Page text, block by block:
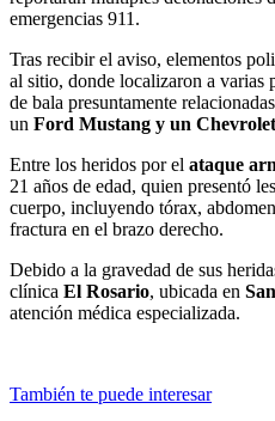
emergencias 911.
Tras recibir el aviso, elementos
al sitio, donde localizaron a varias
de bala presuntamente
un Ford Mustang y un
Entre los heridos por el ataque
21 años de edad, quien presentó
cuerpo, incluyendo tórax,
fractura en el brazo derecho.
Debido a la gravedad de sus
clínica El Rosario, ubicada en
atención médica especializada.
También te puede interesar